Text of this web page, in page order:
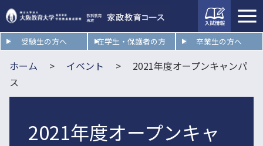
受験生の方へ 在学生・保護者の方 卒業生の方へ
入試情
報
ホーム イベント
2021年度オープンキャンパ
ス
2021年度オープンキャ